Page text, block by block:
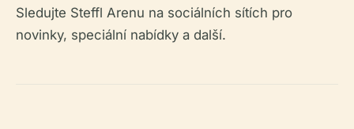
Sledujte Steffl Arenu na sociálních sítích pro
novinky, speciální nabídky a další.